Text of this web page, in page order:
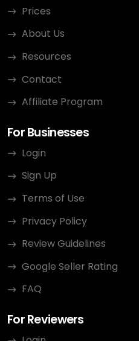
Prices
About Us
Resources
Contact
Affiliate Program
For Businesses
Login
Sign Up
Terms of Use
Privacy Policy
Review Guidelines
Google Seller Rating
FAQ
For Reviewers